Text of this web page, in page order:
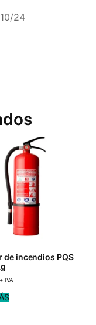
24
de incendios PQS
+ IVA